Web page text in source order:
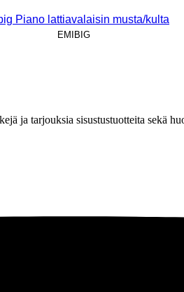
Piano lattiavalaisin musta/kulta
EMIBIG
ja tarjouksia sisustustuotteita sekä